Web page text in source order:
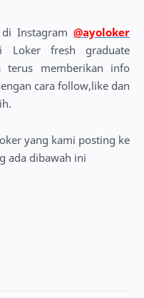
Instagram @ayoloker
Loker fresh graduate
terus memberikan info
cara follow,like dan
yang kami posting ke
ada dibawah ini